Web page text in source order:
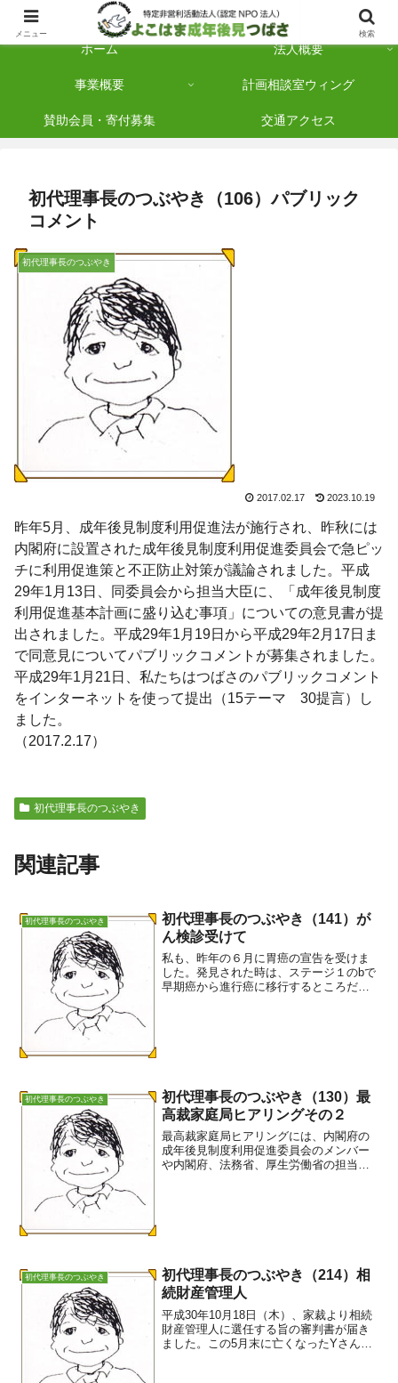
横浜市保土ケ谷区を拠点に「法人後見」を多数手がけている認定NPO法人です
ホーム 法人概要
事業概要 計画相談室ウィング
賛助会員・寄付募集 交通アクセス
初代理事長のつぶやき（106）パブリック
コメント
初代理事長のつぶやき
2017.02.17 2023.10.19
昨年5月、成年後見制度利用促進法が施行され、昨秋には
内閣府に設置された成年後見制度利用促進委員会で急ピッ
チに利用促進策と不正防止対策が議論されました。平成
29年1月13日、同委員会から担当大臣に、「成年後見制度
利用促進基本計画に盛り込む事項」についての意見書が提
出されました。平成29年1月19日から平成29年2月17日ま
で同意見についてパブリックコメントが募集されました。
平成29年1月21日、私たちはつばさのパブリックコメント
をインターネットを使って提出（15テーマ 30提言）し
ました。
（2017.2.17）
初代理事長のつぶやき
関連記事
初代理事長のつぶやき
初代理事長のつぶやき（141）が
ん検診受けて
私も、昨年の６月に胃癌の宣告を受けま
した。発見された時は、ステージ１のbで
早期癌から進行癌に移行するところだっ
初代理事長のつぶやき
初代理事長のつぶやき（130）最
高裁家庭局ヒアリングその２
最高裁家庭局ヒアリングには、内閣府の
成年後見制度利用促進委員会のメンバー
や内閣府、法務省、厚生労働省の担当官
初代理事長のつぶやき
初代理事長のつぶやき（214）相
続財産管理人
平成30年10月18日（木）、家裁より相続
財産管理人に選任する旨の審判書が届き
ました。この5月末に亡くなったYさんの
メニュー 検索